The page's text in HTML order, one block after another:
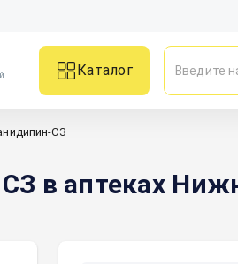
Каталог
СЗ
в аптеках